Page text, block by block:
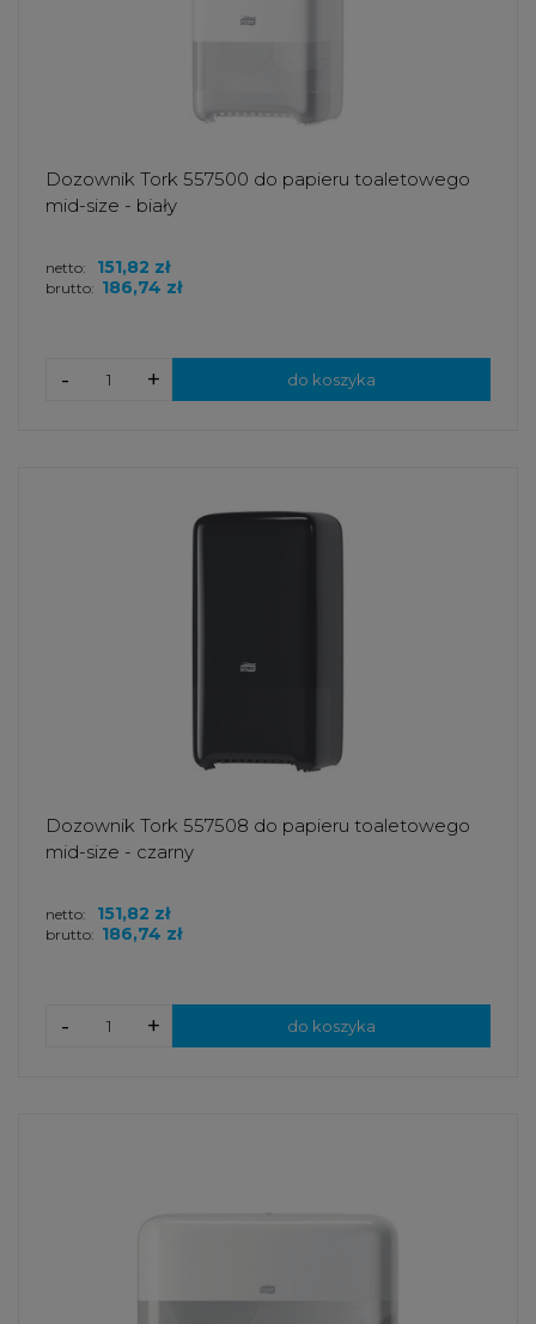
Dozownik Tork 557500 do papieru toaletowego
mid-size - biały
brutto: 186,74 zł
netto: 151,82 zł
+
- do koszyka
Dozownik Tork 557508 do papieru toaletowego
mid-size - czarny
brutto: 186,74 zł
netto: 151,82 zł
+
- do koszyka